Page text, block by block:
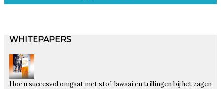
WHITEPAPERS
Hoe u succesvol omgaat met stof, lawaai en trillingen bij het zagen